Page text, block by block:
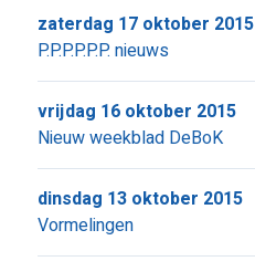
P.P.P.P.P.P. nieuws
zaterdag 17 oktober 2015
Nieuw weekblad DeBoK
vrijdag 16 oktober 2015
Vormelingen
dinsdag 13 oktober 2015